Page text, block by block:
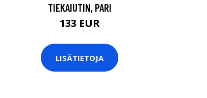
TIEKAIUTIN, PARI
133 EUR
LISÄTIETOJA